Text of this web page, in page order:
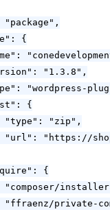
"package",
{
"1.3.8",
"wordpress-
{
"type": "zip",
"url": "https://
{
"ffraenz/private-